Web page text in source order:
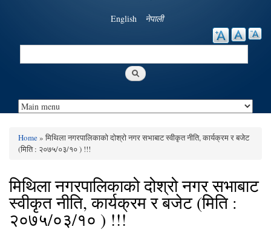
English नेपाली
Search
You are here
Home» मिथिला नगरपालिकाको दोश्रो नगर सभाबाट स्वीकृत नीति, कार्यक्रम र बजेट
(मिति : २०७५/०३/१० ) !!!
मिथिला नगरपालिकाको दोश्रो नगर सभाबाट
स्वीकृत नीति, कार्यक्रम र बजेट (मिति :
२०७५/०३/१० ) !!!